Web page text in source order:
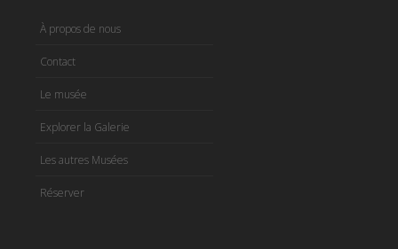
À propos de nous
Contact
Le musée
Explorer la Galerie
Les autres Musées
Réserver